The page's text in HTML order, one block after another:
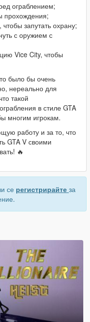
ограблением;
прохождения;
запутать охрану;
с оружием с
Vice City, чтобы
было бы очень
нереально для
такой
в стиле GTA
многим игрокам.
работу и за то, что
GTA V своими
🔥
се регистрирайте за